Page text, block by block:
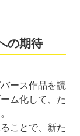
の期待
ース作品を読
ム化して、た
ことで、新た